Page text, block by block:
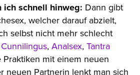
ich schnell hinweg: Dann gibt
welcher darauf abzielt,
selbst nicht mehr schlecht
Cunnilingus, Analsex, Tantra
Praktiken mit einem neuen
neuen Partnerin lenkt man sich